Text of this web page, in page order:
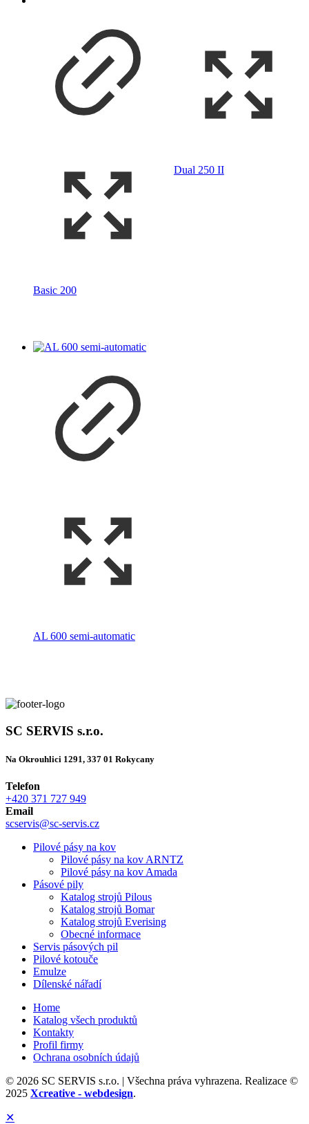
Basic 200
Dual 250 II
AL 600 semi-automatic
SC SERVIS s.r.o.
Na Okrouhlici 1291, 337 01 Rokycany
Telefon
+420 371 727 949
Email
scservis@sc-servis.cz
Pilové pásy na kov
Pilové pásy na kov ARNTZ
Pilové pásy na kov Amada
Pásové pily
Katalog strojů Pilous
Katalog strojů Bomar
Katalog strojů Everising
Obecné informace
Servis pásových pil
Pilové kotouče
Emulze
Dílenské nářadí
Home
Katalog všech produktů
Kontakty
Profil firmy
Ochrana osobních údajů
© 2026 SC SERVIS s.r.o. | Všechna práva vyhrazena. Realizace ©
2025 Xcreative - webdesign.
✕